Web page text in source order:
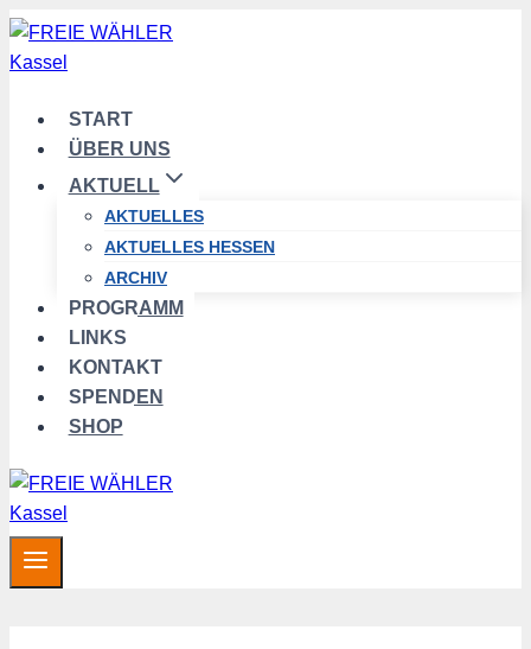
Zum
Inhalt
START
ÜBER UNS
AKTUELL
AKTUELLES
AKTUELLES HESSEN
ARCHIV
PROGRAMM
LINKS
KONTAKT
SPENDEN
SHOP